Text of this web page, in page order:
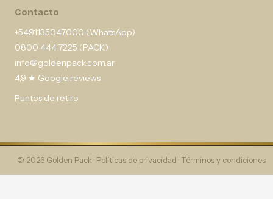
Contacto
+5491135047000 (WhatsApp)
0800 444 7225 (PACK)
info@goldenpack.com.ar
4,9 ★ Google reviews
Puntos de retiro
© 2026 Golden Pack · Políticas de privacidad · Términos y condiciones